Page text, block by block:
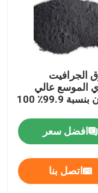
الجرافيت
الموسع عالي
الكربون بنسبة 99.9٪ 100
افضل سعر
اتصل بنا